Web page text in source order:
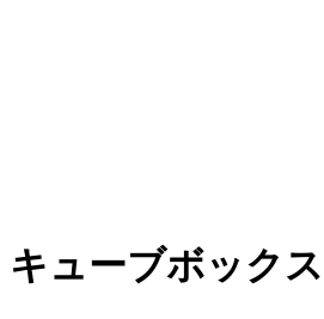
キューブボックス